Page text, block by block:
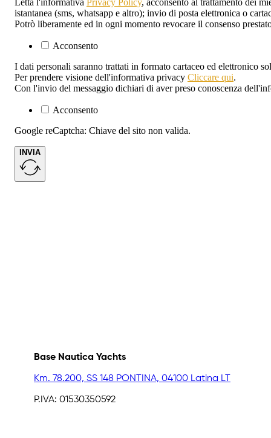
istantanea (sms, whatsapp e altro); invio di posta elettronica o
Potrò liberamente ed in ogni momento revocare il consenso
Acconsento
I dati personali saranno trattati in formato cartaceo ed elettronico
Per prendere visione dell'informativa privacy Cliccare qui.
Con l'invio del messaggio dichiari di aver preso conoscenza
Acconsento
Google reCaptcha: Chiave del sito non valida.
INVIA
Base Nautica Yachts
Km. 78.200, SS 148 PONTINA, 04100 Latina LT
P.IVA: 01530350592